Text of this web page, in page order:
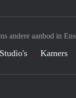
andere aanbod in
Studio's Kamers